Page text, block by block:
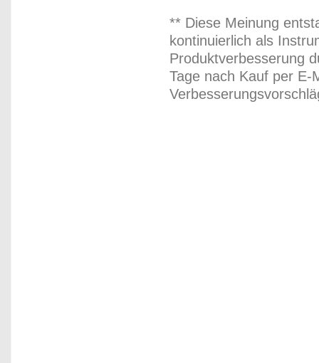
** Diese Meinung
kontinuierlich als
Produktverbesserung
Tage nach Kauf per E-